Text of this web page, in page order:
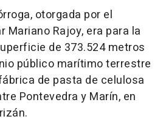
otorgada por el
Mariano Rajoy, era para la
de 373.524 metros
público marítimo terrestre
de pasta de celulosa
Pontevedra y Marín, en